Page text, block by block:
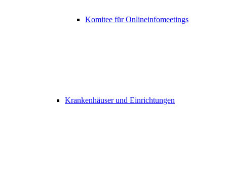
Komitee für Onlineinfomeetings
Krankenhäuser und Einrichtungen